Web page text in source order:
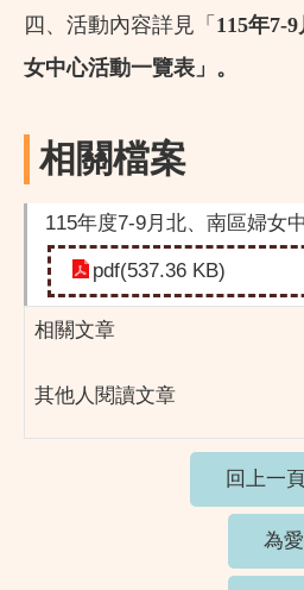
四、活動內容詳見「 115年7-
女中心活動一覽表」。
相關檔案
115年度7-9月北、南區婦女
pdf(537.36 KB)
相關文章
其他人閱讀文章
回上一頁
為